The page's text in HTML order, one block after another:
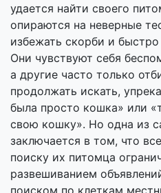
удается найти своего
опираются на неверные
избежать скорби и
Они чувствуют себя
а другие часто только
продолжать искать,
была просто кошка» или
свою кошку». Но одна из
заключается в том, что
поиску их питомца
развешиванием